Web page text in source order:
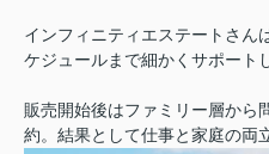
インフィニティエステートさん
ケジュールまで細かくサポート
販売開始後はファミリー層から
約。結果として仕事と家庭の両